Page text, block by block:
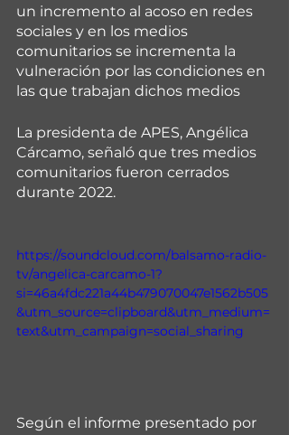
un incremento al acoso en redes
sociales y en los medios
comunitarios se incrementa la
vulneración por las condiciones en
las que trabajan dichos medios
La presidenta de APES, Angélica
Cárcamo, señaló que tres medios
comunitarios fueron cerrados
durante 2022.
https://soundcloud.com/balsamo-radio-
tv/angelica-carcamo-1?
si=46a4fdc221a44b479070047e1562b505
&utm_source=clipboard&utm_medium=
text&utm_campaign=social_sharing
Según el informe presentado por